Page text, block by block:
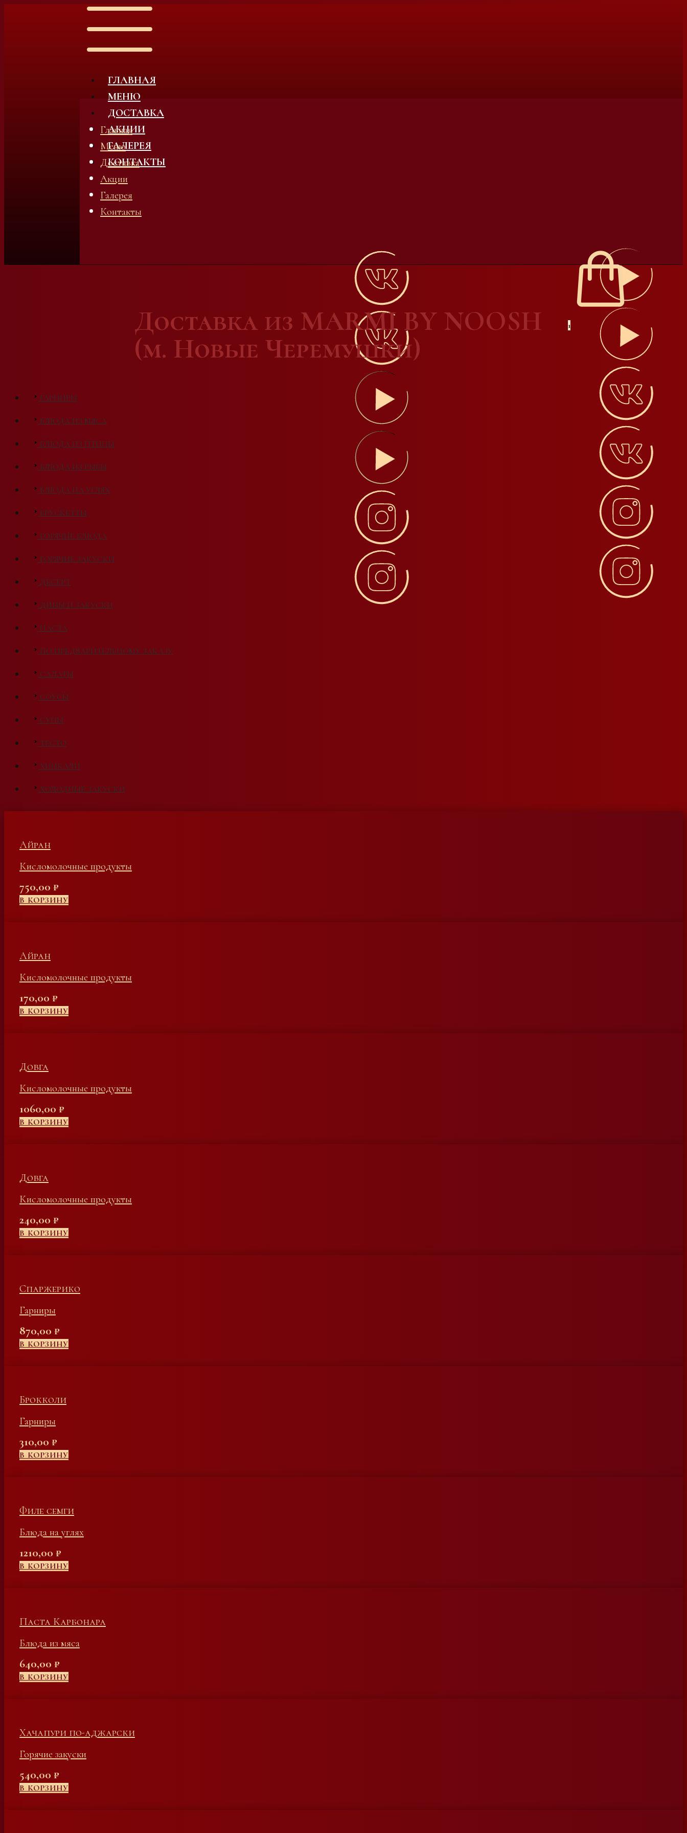
ГЛАВНАЯ
МЕНЮ
ДОСТАВКА
АКЦИИ
ГАЛЕРЕЯ
КОНТАКТЫ
Главная
Меню
Доставка
Акции
Галерея
Контакты
1
Доставка из MARMI BY NOOSH
(м. Новые Черемушки)
ГАРНИРЫ
БЛЮДА ИЗ МЯСА
БЛЮДА ИЗ ПТИЦЫ
БЛЮДА ИЗ РЫБЫ
БЛЮДА НА УГЛЯХ
БРУСКЕТТЫ
ГОРЯЧИЕ БЛЮДА
ГОРЯЧИЕ ЗАКУСКИ
ДЕСЕРТ
ДИПЫ И ЗАКУСКИ
ПАСТА
ПО ПРЕДВАРИТЕЛЬНОМУ ЗАКАЗУ
САЛАТЫ
СОУСЫ
СУПЫ
ТЕСТО
ХИНКАЛИ
ХОЛОДНЫЕ ЗАКУСКИ
Айран
Кисломолочные продукты
750,00 ₽
В КОРЗИНУ
Айран
Кисломолочные продукты
170,00 ₽
В КОРЗИНУ
Довга
Кисломолочные продукты
1060,00 ₽
В КОРЗИНУ
Довга
Кисломолочные продукты
240,00 ₽
В КОРЗИНУ
Спаржерико
Гарниры
870,00 ₽
В КОРЗИНУ
Брокколи
Гарниры
310,00 ₽
В КОРЗИНУ
Филе семги
Блюда на углях
1210,00 ₽
В КОРЗИНУ
Паста Карбонара
Блюда из мяса
640,00 ₽
В КОРЗИНУ
Хачапури по-аджарски
Горячие закуски
540,00 ₽
В КОРЗИНУ